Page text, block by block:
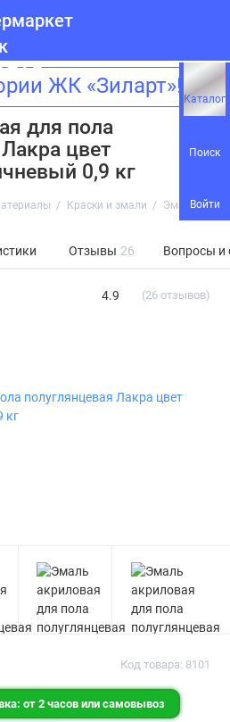
Каталог
Поиск
Войти
ЖК «Зиларт»!
для пола
цвет
0,9 кг
Краски и эмали Эмаль
Отзывы 26 Вопросы и
4.9 (26 отзывов)
Код товара: 8101
от 2 часов или самовывоз